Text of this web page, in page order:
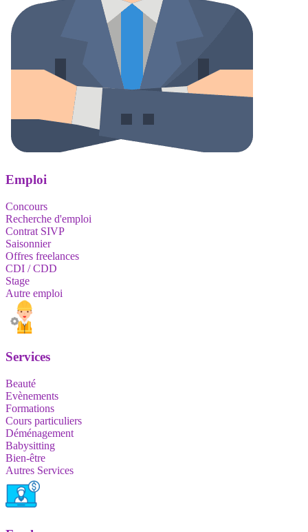
Emploi
Concours
Recherche d'emploi
Contrat SIVP
Saisonnier
Offres freelances
CDI / CDD
Stage
Autre emploi
Services
Beauté
Evènements
Formations
Cours particuliers
Déménagement
Babysitting
Bien-être
Autres Services